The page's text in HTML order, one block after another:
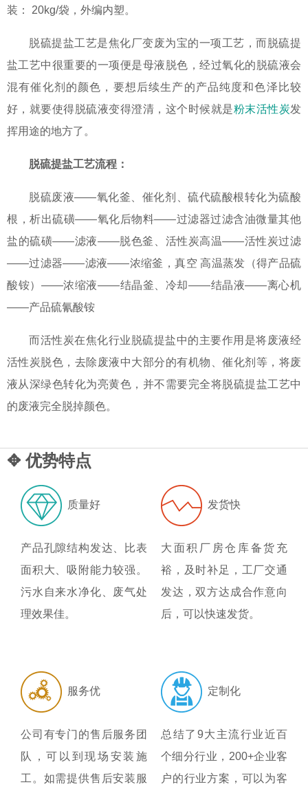
装： 20kg/袋，外编内塑。
脱硫提盐工艺是焦化厂变废为宝的一项工艺，而脱硫提
盐工艺中很重要的一项便是母液脱色，经过氧化的脱硫液会
混有催化剂的颜色，要想后续生产的产品纯度和色泽比较
好，就要使得脱硫液变得澄清，这个时候就是粉末活性炭发
挥用途的地方了。
脱硫提盐工艺流程：
脱硫废液——氧化釜、催化剂、硫代硫酸根转化为硫酸
根，析出硫磺——氧化后物料——过滤器过滤含油微量其他
盐的硫磺——滤液——脱色釜、活性炭高温——活性炭过滤
——过滤器——滤液——浓缩釜，真空 高温蒸发（得产品硫
酸铵）——浓缩液——结晶釜、冷却——结晶液——离心机
——产品硫氰酸铵
而活性炭在焦化行业脱硫提盐中的主要作用是将废液经
活性炭脱色，去除废液中大部分的有机物、催化剂等，将废
液从深绿色转化为亮黄色，并不需要完全将脱硫提盐工艺中
的废液完全脱掉颜色。
✥ 优势特点
质量好
产品孔隙结构发达、比表
面积大、吸附能力较强。
污水自来水净化、废气处
理效果佳。
发货快
大面积厂房仓库备货充
裕，及时补足，工厂交通
发达，双方达成合作意向
后，可以快速发货。
服务优
公司有专门的售后服务团
队，可以到现场安装施
工。如需提供售后安装服
定制化
总结了9大主流行业近百
个细分行业，200+企业客
户的行业方案，可以为客